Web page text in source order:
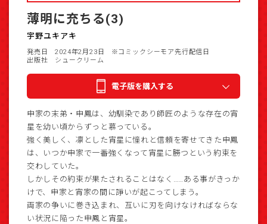
薄明に充ちる(3)
宇野ユキアキ
発売日 2024年2月23日
※コミックシーモア先行配信日
出版社 シュークリーム
電子版を購入する
申家の末弟・申鳳は、幼馴染であり師匠のような存在の宵
星を幼い頃からずっと慕っている。
強く美しく、凛とした宵星に憧れと信頼を寄せてきた申鳳
は、いつか申家で一番強くなって宵星に勝つという約束を
交わしていた。
しかしその約束が果たされることはなく……ある事がきっか
けで、申家と宵家の間に諍いが起こってしまう。
両家の争いに巻き込まれ、互いに刃を向けなければならな
い状況に陥った申鳳と宵星。